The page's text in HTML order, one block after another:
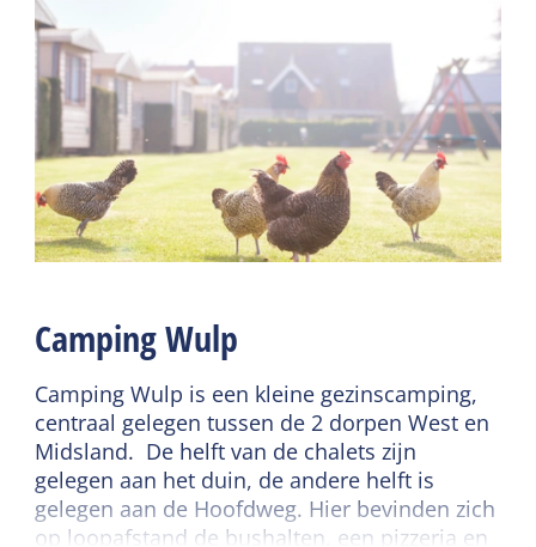
Algemeen
Huisdiervrij
Slaapkamer begane
grond
Centrale verwarming
Rookvrij
Dekbedden
Badkamer begane grond
Toilet in badkamer
Gedeelde faciliteiten
Wifi gedeeld
Parkeerterrein
Fietsverhuur
Speelveld
Kindermeubilair
Kinderbed
Kinderstoel
Camping Wulp
Camping Wulp is een kleine gezinscamping,
centraal gelegen tussen de 2 dorpen West en
Midsland. De helft van de chalets zijn
gelegen aan het duin, de andere helft is
gelegen aan de Hoofdweg. Hier bevinden zich
op loopafstand de bushalten, een pizzeria en